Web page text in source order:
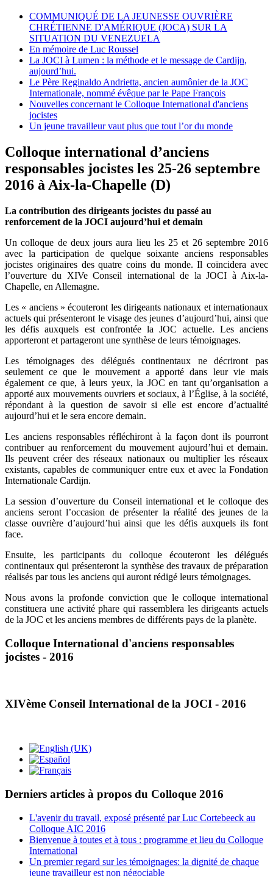
COMMUNIQUÉ DE LA JEUNESSE OUVRIÈRE
CHRÉTIENNE D'AMÉRIQUE (JOCA) SUR LA
SITUATION DU VENEZUELA
En mémoire de Luc Roussel
La JOCI à Lumen : la méthode et le message de Cardijn,
aujourd’hui.
Le Père Reginaldo Andrietta, ancien aumônier de la JOC
Internationale, nommé évêque par le Pape François
Nouvelles concernant le Colloque International d'anciens
jocistes
Un jeune travailleur vaut plus que tout l’or du monde
Colloque international d’anciens
responsables jocistes les 25-26 septembre
2016 à Aix-la-Chapelle (D)
La contribution des dirigeants jocistes du passé au
renforcement de la JOCI aujourd’hui et demain
Un colloque de deux jours aura lieu les 25 et 26 septembre 2016
avec la participation de quelque soixante anciens responsables
jocistes originaires des quatre coins du monde. Il coïncidera avec
l’ouverture du XIVe Conseil international de la JOCI à Aix-la-
Chapelle, en Allemagne.
Les « anciens » écouteront les dirigeants nationaux et internationaux
actuels qui présenteront le visage des jeunes d’aujourd’hui, ainsi que
les défis auxquels est confrontée la JOC actuelle. Les anciens
apporteront et partageront une synthèse de leurs témoignages.
Les témoignages des délégués continentaux ne décriront pas
seulement ce que le mouvement a apporté dans leur vie mais
également ce que, à leurs yeux, la JOC en tant qu’organisation a
apporté aux mouvements ouvriers et sociaux, à l’Église, à la société,
répondant à la question de savoir si elle est encore d’actualité
aujourd’hui et le sera encore demain.
Les anciens responsables réfléchiront à la façon dont ils pourront
contribuer au renforcement du mouvement aujourd’hui et demain.
Ils peuvent créer des réseaux nationaux ou multiplier les réseaux
existants, capables de communiquer entre eux et avec la Fondation
Internationale Cardijn.
La session d’ouverture du Conseil international et le colloque des
anciens seront l’occasion de présenter la réalité des jeunes de la
classe ouvrière d’aujourd’hui ainsi que les défis auxquels ils font
face.
Ensuite, les participants du colloque écouteront les délégués
continentaux qui présenteront la synthèse des travaux de préparation
réalisés par tous les anciens qui auront rédigé leurs témoignages.
Nous avons la profonde conviction que le colloque international
constituera une activité phare qui rassemblera les dirigeants actuels
de la JOC et les anciens membres de différents pays de la planète.
Colloque International d'anciens responsables
jocistes - 2016
XIVème Conseil International de la JOCI - 2016
Derniers articles à propos du Colloque 2016
L'avenir du travail, exposé présenté par Luc Cortebeeck au
Colloque AIC 2016
Bienvenue à toutes et à tous : programme et lieu du Colloque
International
Un premier regard sur les témoignages: la dignité de chaque
jeune travailleur est non négociable